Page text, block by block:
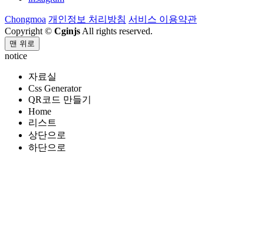
Chongmoa 개인정보 처리방침 서비스 이용약관
Copyright © Cginjs All rights reserved.
맨 위로
notice
자료실
Css Generator
QR코드 만들기
Home
리스트
상단으로
하단으로